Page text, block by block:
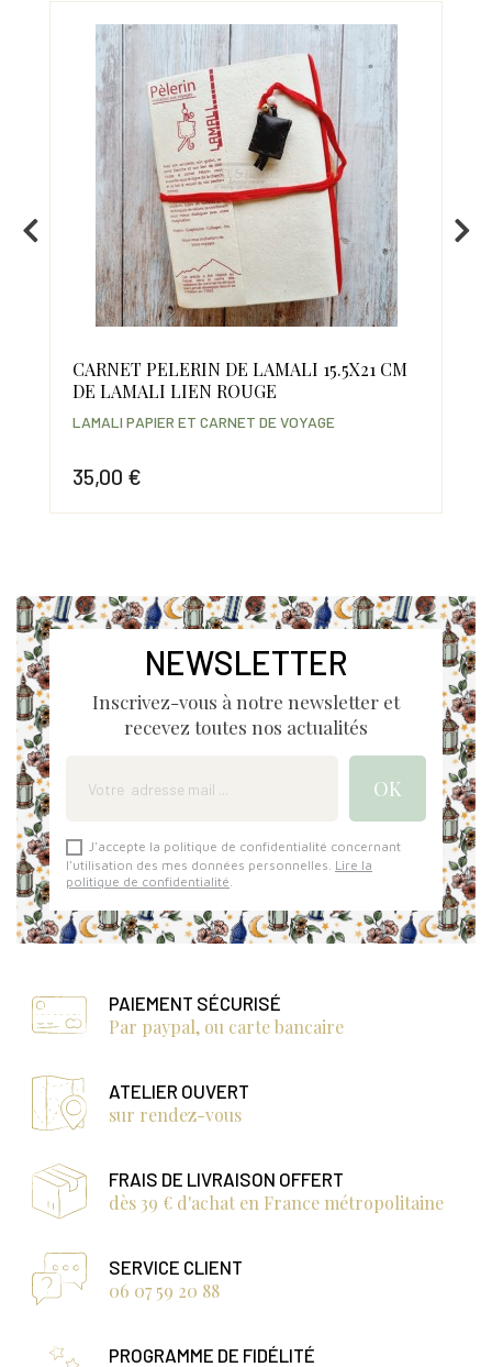
CARNET PELERIN DE LAMALI 15.5X21 CM
DE LAMALI LIEN ROUGE
35,00 €
LAMALI PAPIER ET CARNET DE VOYAGE
NEWSLETTER
Inscrivez-vous à notre newsletter et
recevez toutes nos actualités
J'accepte la politique de confidentialité concernant
l'utilisation des mes données personnelles. Lire la
politique de confidentialité
PAIEMENT SÉCURISÉ
Par paypal, ou carte bancaire
ATELIER OUVERT
sur rendez-vous
FRAIS DE LIVRAISON OFFERT
dès 39 € d'achat en France métropolitaine
SERVICE CLIENT
06 07 59 20 88
PROGRAMME DE FIDÉLITÉ